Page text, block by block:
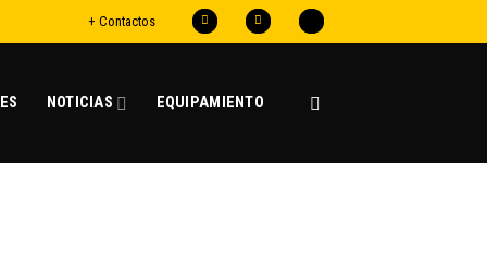
+ Contactos
NOTICIAS EQUIPAMIENTO